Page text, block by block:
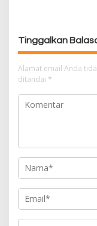
p
o
s
Tinggalkan
Alamat email Anda
ditandai *